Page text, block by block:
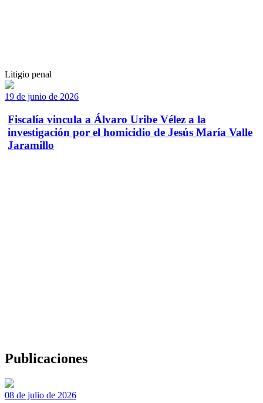
Litigio penal
19 de junio de 2026
Fiscalía vincula a Álvaro Uribe Vélez a la
investigación por el homicidio de Jesús María Valle
Jaramillo
Publicaciones
08 de julio de 2026